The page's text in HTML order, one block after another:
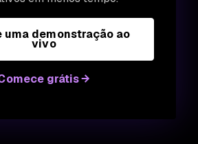
uma demonstração ao
vivo
grátis